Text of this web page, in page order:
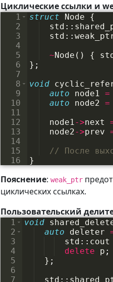
Циклические ссылки и
1
2
3
4
5
6
7
8
9
10
11
12
13
14
15
16
struct Node
{
std ::
std ::
~Node ( ) {
} ;
void
auto
node1 =
auto
node2 =
node1->next
node2->prev
// После
}
Пояснение: weak_ptr
циклических ссылках.
Пользовательский
1
2
3
4
5
6
7
void
auto
deleter
std :: cout
delete
p ;
} ;
std ::